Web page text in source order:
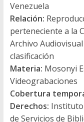
Venezuela
Relación:
perteneciente a la
Archivo
clasificación
Materia: Mosonyi
Videograbaciones
Cobertura
Derechos:
de Servicios de